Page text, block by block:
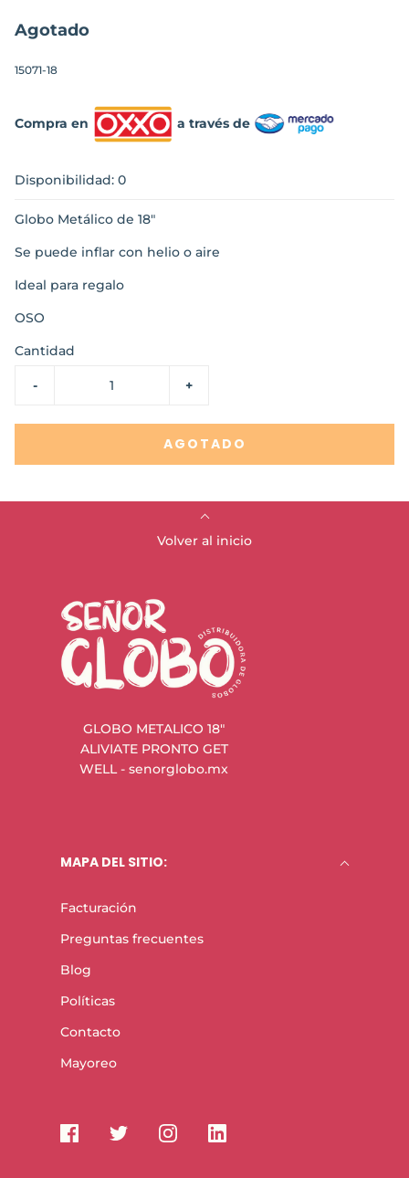
Agotado
15071-18
Compra en a través de
Disponibilidad: 0
Globo Metálico de 18"
Se puede inflar con helio o aire
Ideal para regalo
OSO
Cantidad
- +
AGOTADO
Volver al inicio
GLOBO METALICO 18"
ALIVIATE PRONTO GET
WELL - senorglobo.mx
MAPA DEL SITIO:
Facturación
Preguntas frecuentes
Blog
Políticas
Contacto
Mayoreo